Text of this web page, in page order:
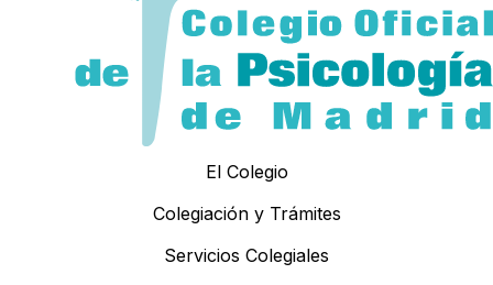
El Colegio
Colegiación y Trámites
Servicios Colegiales